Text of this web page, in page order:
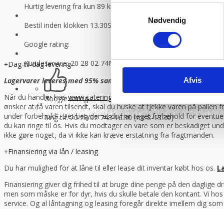
Samtykkevalg
Nødvendig
Afvis
Hurtig levering fra kun 89 kr.Vi sender med GLS og Danske
Bestil inden klokken 13.30Så sender vi lagervarer samme dag
Google rating:
Kundeservice: 20 28 02 74Man-torsdag 08:30 – 16.00, fredag
Google rating
Ring tlf. 20 28 02 748-16.30 (fre 8-13.30)
Dag-til-dag levering
Lagervarer leveres med 95% sandsynlighed allerede den første
Når du handler hoswww.cateringinventar.dk
kan du enten vælge
ønsker at få varen tilsendt, skal du huske at tjekke varen på
under forbehold”. Det betyder at du har taget forbehold for
du kan ringe til os. Hvis du modtager en vare som er beskadiget
ikke gøre noget, da vi ikke kan kræve erstatning fra fragtmanden.
Finansiering via lån / leasing
Du har mulighed for at låne til eller lease dit inventar købt hos os.
Finansiering giver dig frihed til at bruge dine penge på den
men som måske er for dyr, hvis du skulle betale den kontant. Vi hos
service. Og al låntagning og leasing foregår direkte imellem dig